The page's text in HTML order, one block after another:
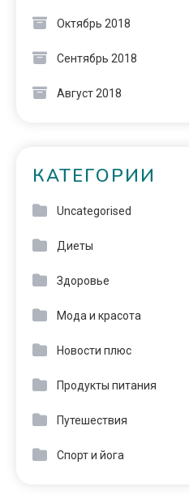
Октябрь 2018
Сентябрь 2018
Август 2018
КАТЕГОРИИ
Uncategorised
Диеты
Здоровье
Мода и красота
Новости плюс
Продукты питания
Путешествия
Спорт и йога